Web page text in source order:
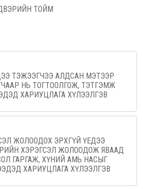
ТОЙМ
ТЭЖЭЭГЧЭЭ АЛДСАН МЭТЭЭР
НЬ ТОГТООЛГОЖ, ТЭТГЭМЖ
ХАРИУЦЛАГА ХҮЛЭЭЛГЭВ
ЖОЛООДОХ ЭРХГҮЙ ҮЕДЭЭ
ХЭРЭГСЭЛ ЖОЛООДОЖ ЯВААД
ГАРГАЖ, ХҮНИЙ АМЬ НАСЫГ
ХАРИУЦЛАГА ХҮЛЭЭЛГЭВ